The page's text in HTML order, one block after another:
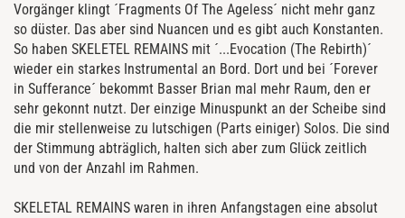
Vorgänger klingt ´Fragments Of The Ageless´ nicht mehr ganz
so düster. Das aber sind Nuancen und es gibt auch Konstanten.
So haben SKELETEL REMAINS mit ´...Evocation (The Rebirth)´
wieder ein starkes Instrumental an Bord. Dort und bei ´Forever
in Sufferance´ bekommt Basser Brian mal mehr Raum, den er
sehr gekonnt nutzt. Der einzige Minuspunkt an der Scheibe sind
die mir stellenweise zu lutschigen (Parts einiger) Solos. Die sind
der Stimmung abträglich, halten sich aber zum Glück zeitlich
und von der Anzahl im Rahmen.
SKELETAL REMAINS waren in ihren Anfangstagen eine absolut